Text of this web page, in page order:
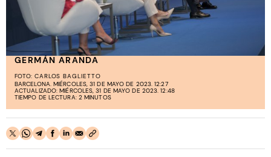
GERMÁN ARANDA
FOTO: CARLOS BAGLIETTO
BARCELONA. MIÉRCOLES, 31 DE MAYO DE 2023. 12:27
ACTUALIZADO: MIÉRCOLES, 31 DE MAYO DE 2023. 12:48
TIEMPO DE LECTURA: 2 MINUTOS